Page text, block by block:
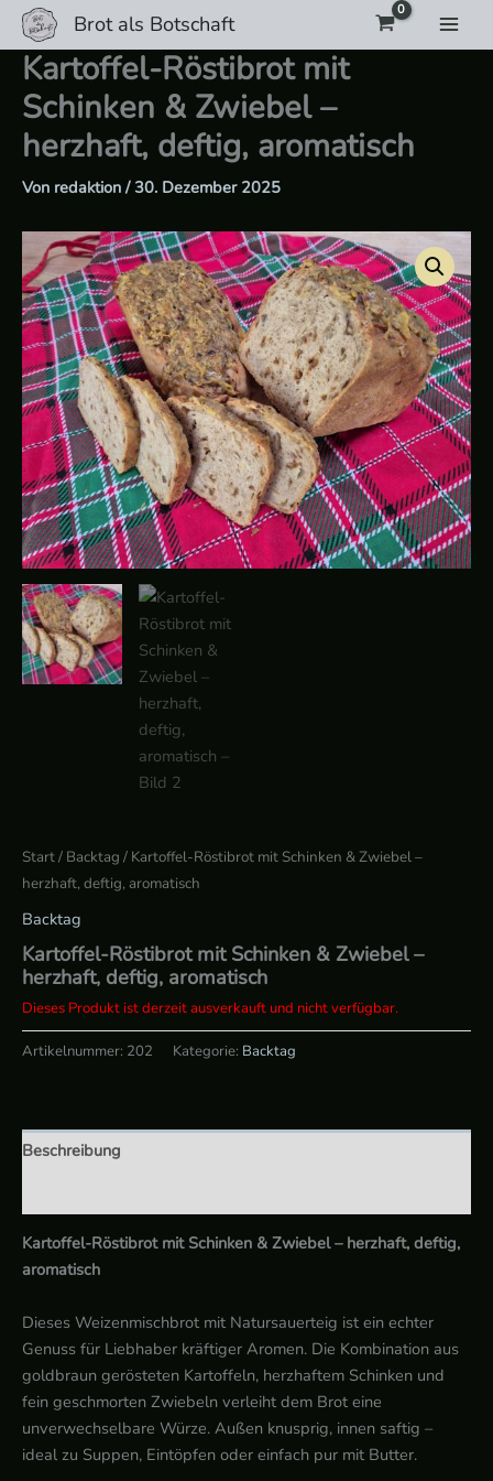
Zum
Inhalt
springen
Brot als Botschaft
Kartoffel-Röstibrot mit
Schinken & Zwiebel –
herzhaft, deftig, aromatisch
Von redaktion /30. Dezember 2025
Start/ Backtag / Kartoffel-Röstibrot mit Schinken & Zwiebel –
herzhaft, deftig, aromatisch
Backtag
Kartoffel-Röstibrot mit Schinken & Zwiebel –
herzhaft, deftig, aromatisch
Dieses Produkt ist derzeit ausverkauft und nicht verfügbar.
Artikelnummer: 202 Kategorie: Backtag
Beschreibung
Kartoffel-Röstibrot mit Schinken & Zwiebel – herzhaft, deftig,
aromatisch
Dieses Weizenmischbrot mit Natursauerteig ist ein echter
Genuss für Liebhaber kräftiger Aromen. Die Kombination aus
goldbraun gerösteten Kartoffeln, herzhaftem Schinken und
fein geschmorten Zwiebeln verleiht dem Brot eine
unverwechselbare Würze. Außen knusprig, innen saftig –
ideal zu Suppen, Eintöpfen oder einfach pur mit Butter.